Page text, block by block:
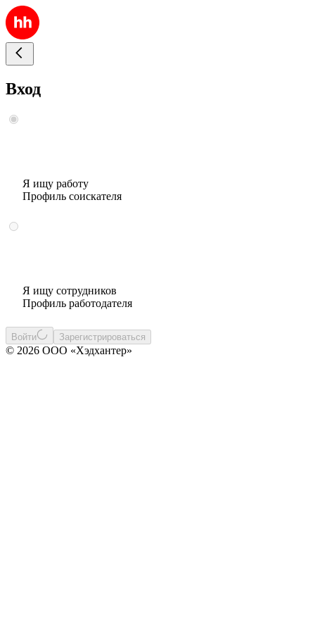
Вход
Я ищу работу
Профиль соискателя
Я ищу сотрудников
Профиль работодателя
Войти Зарегистрироваться
© 2026 ООО «Хэдхантер»